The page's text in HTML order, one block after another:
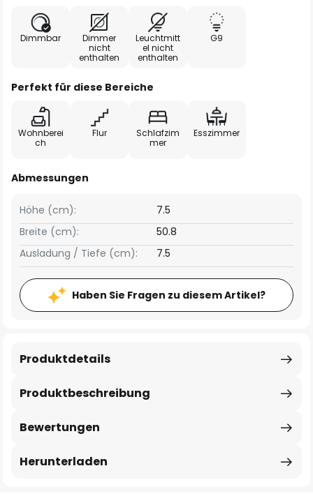
Dimmbar
Dimmer
nicht
enthalten
Leuchtmitt
el nicht
enthalten
G9
Perfekt für diese Bereiche
Wohnberei
ch
Flur
Schlafzim
mer
Esszimmer
Abmessungen
Breite (cm): 50.8
Höhe (cm): 7.5
Ausladung / Tiefe (cm): 7.5
Haben Sie Fragen zu diesem Artikel?
Produktbeschreibung
Produktdetails
Bewertungen
Herunterladen